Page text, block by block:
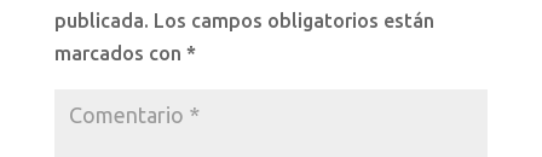
publicada. Los campos obligatorios están
marcados con *